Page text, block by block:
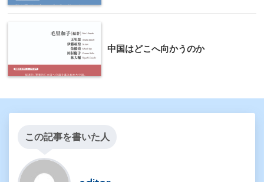
中国はどこへ向かうのか
この記事を書いた人